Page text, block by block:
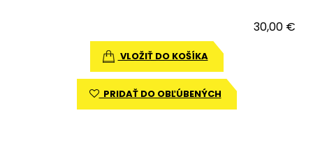
30,00 €
VLOŽIŤ DO KOŠÍKA
PRIDAŤ DO OBĽÚBENÝCH